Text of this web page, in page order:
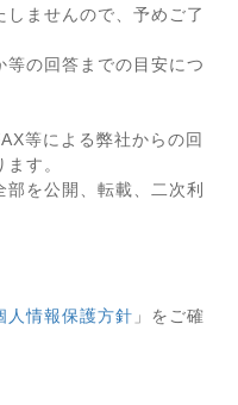
ませんので、予めご了
等の回答までの目安につ
等による弊社からの回
す。
を公開、転載、二次利
人情報保護方針 」をご確